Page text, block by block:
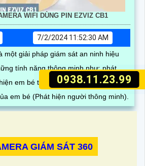
0938.11.23.99
WIFI DÙNG PIN EZVIZ CB1
7/2/2024 11:52:30 AM
một giải pháp giám sát an ninh hiệu
tính năng thông minh như: phát
em bé trèo khỏi nôi (Em bé bỏ đi),
em bé (Phát hiện người thông minh).
GIÁM SÁT 360